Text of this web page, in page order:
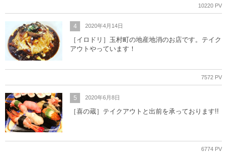
10220 PV
4 2020年4月14日
［イロドリ］玉村町の地産地消のお店です。テイク
アウトやっています！
7572 PV
5 2020年6月8日
［喜の蔵］テイクアウトと出前を承っております!!
6774 PV